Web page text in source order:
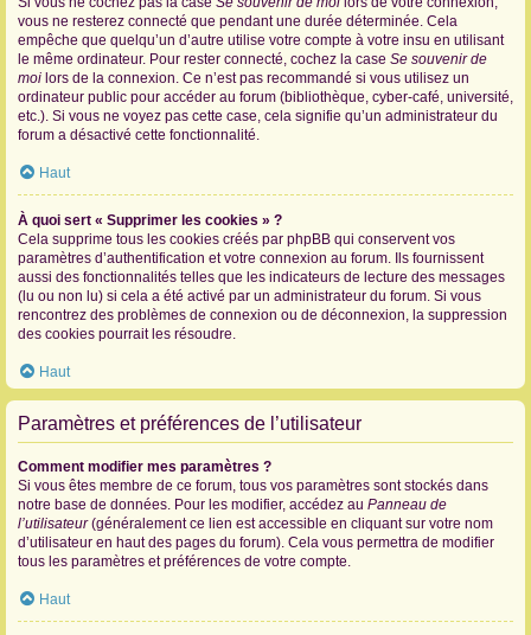
vous ne resterez connecté que pendant une durée déterminée. Cela
empêche que quelqu’un d’autre utilise votre compte à votre insu en utilisant
le même ordinateur. Pour rester connecté, cochez la case Se souvenir de
moi lors de la connexion. Ce n’est pas recommandé si vous utilisez un
ordinateur public pour accéder au forum (bibliothèque, cyber-café, université,
etc.). Si vous ne voyez pas cette case, cela signifie qu’un administrateur du
forum a désactivé cette fonctionnalité.
Haut
À quoi sert « Supprimer les cookies » ?
Cela supprime tous les cookies créés par phpBB qui conservent vos
paramètres d’authentification et votre connexion au forum. Ils fournissent
aussi des fonctionnalités telles que les indicateurs de lecture des messages
(lu ou non lu) si cela a été activé par un administrateur du forum. Si vous
rencontrez des problèmes de connexion ou de déconnexion, la suppression
des cookies pourrait les résoudre.
Haut
Paramètres et préférences de l’utilisateur
Comment modifier mes paramètres ?
Si vous êtes membre de ce forum, tous vos paramètres sont stockés dans
notre base de données. Pour les modifier, accédez au Panneau de
l’utilisateur(généralement ce lien est accessible en cliquant sur votre nom
d’utilisateur en haut des pages du forum). Cela vous permettra de modifier
tous les paramètres et préférences de votre compte.
Haut